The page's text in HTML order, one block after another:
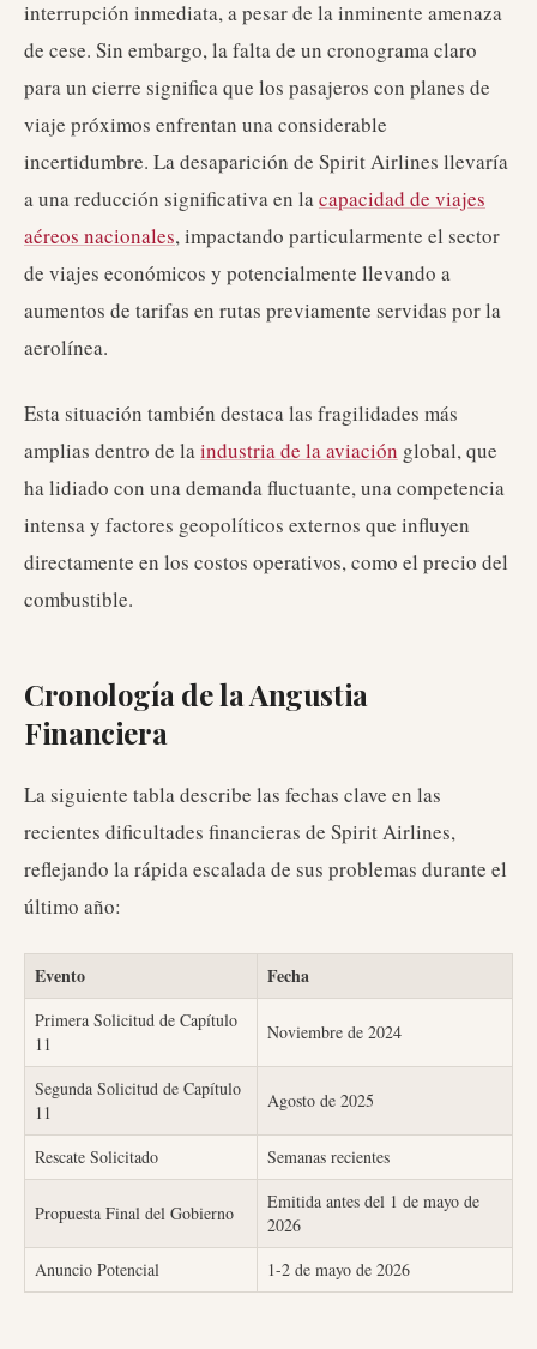
interrupción inmediata, a pesar de la inminente amenaza
de cese. Sin embargo, la falta de un cronograma claro
para un cierre significa que los pasajeros con planes de
viaje próximos enfrentan una considerable
incertidumbre. La desaparición de Spirit Airlines llevaría
a una reducción significativa en lacapacidad de viajes
aéreos nacionales, impactando particularmente el sector
de viajes económicos y potencialmente llevando a
aumentos de tarifas en rutas previamente servidas por la
aerolínea.
Esta situación también destaca las fragilidades más
amplias dentro de laindustria de la aviación global, que
ha lidiado con una demanda fluctuante, una competencia
intensa y factores geopolíticos externos que influyen
directamente en los costos operativos, como el precio del
combustible.
Cronología de la Angustia
Financiera
La siguiente tabla describe las fechas clave en las
recientes dificultades financieras de Spirit Airlines,
reflejando la rápida escalada de sus problemas durante el
último año:
Evento Fecha
Primera Solicitud de Capítulo
11
Noviembre de 2024
Segunda Solicitud de Capítulo
11
Agosto de 2025
Rescate Solicitado Semanas recientes
Propuesta Final del Gobierno
Emitida antes del 1 de mayo de
2026
Anuncio Potencial
1-2 de mayo de 2026